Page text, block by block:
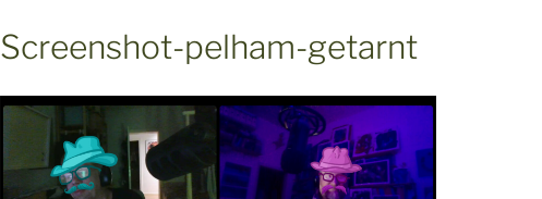
Screenshot-pelham-getarnt